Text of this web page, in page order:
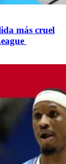
más cruel